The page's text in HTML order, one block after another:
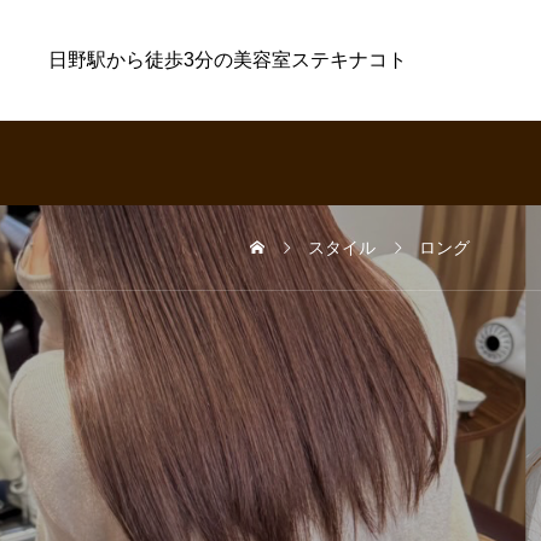
日野駅から徒歩3分の美容室ステキナコト
スタイル ロング